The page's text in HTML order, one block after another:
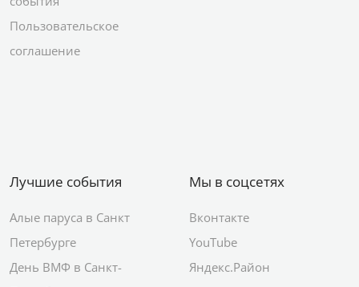
Пользовательское
соглашение
Лучшие события
Алые паруса в Санкт
Петербурге
День ВМФ в Санкт-
Мы в соцсетях
Вконтакте
YouTube
Яндекс.Район